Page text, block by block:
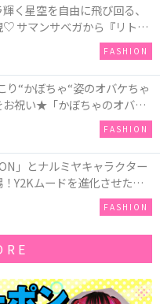
く星空を自由に飛び回る、
サマンサベガから『リトル
アニバーサリーイヤー』を
FASHION
“かぼちゃ“姿のオバケちゃ
お祝い★「かぼちゃのオバケ
発売！Q-pot CAFE.では
キプレート」も登場
FASHION
」とナルミヤキャラクター
Y2Kムードを進化させた新
FASHION